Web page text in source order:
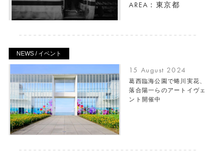
AREA：東京都
NEWS / イベント
15 August 2024
葛西臨海公園で蜷川実花、
落合陽一らのアートイヴェ
ント開催中